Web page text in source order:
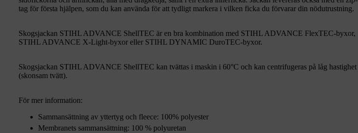
tag för första hjälpen, som du kan använda för att tydligt markera i vilken ficka du förvarar din nödutrustning.
Skogsjackan STIHL ADVANCE ShellTEC är en bra kombination med STIHL ADVANCE FlexTEC-byxor,
STIHL ADVANCE X-Light-byxor eller STIHL DYNAMIC DuroTEC-byxor.
Skogsjackan STIHL ADVANCE ShellTEC kan tvättas i maskin i 60°C och kan centrifugeras på låg hastighet
(skonsam tvätt).
För mer information:
Sammansättning av yttertyg och fleece: 100% polyester
Membranets sammansättning: 100 % polyuretan